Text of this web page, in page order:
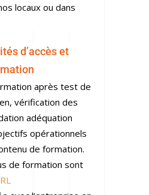
locaux ou dans
d’accès et
après test de
vérification des
adéquation
opérationnels
de formation.
de formation sont